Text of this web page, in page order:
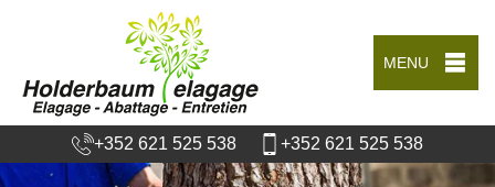
MENU
+352 621 525 538 +352 621 525 538